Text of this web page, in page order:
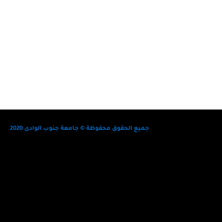
جميع الحقوق محفوظة © جامعة جنوب الوادى 2020